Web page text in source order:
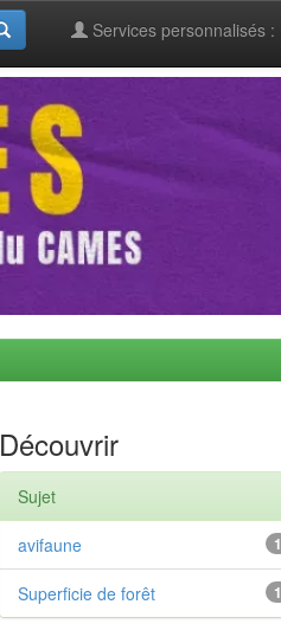
Services personnalisés :
Découvrir
Sujet
1
avifaune
1
Superficie de forêt